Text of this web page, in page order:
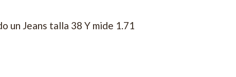
un Jeans talla 38 Y mide 1.71